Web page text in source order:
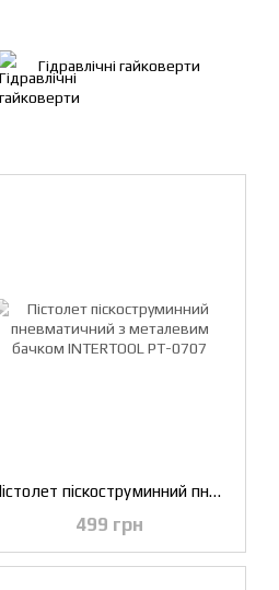
Гідравлічні гайковерти
Пістолет піскоструминний пневматичний з металевим бачком INTERTOOL PT-0707
499 грн